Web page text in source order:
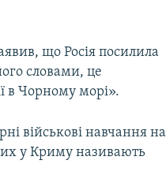
що Росія посилила
словами, це
в Чорному морі».
військові навчання на
у Криму називають